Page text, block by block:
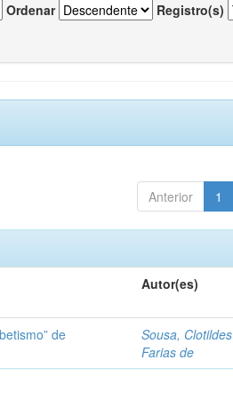
Ordenar Registro(s)
Anterior 1
Autor(es)
de
Sousa, Clotildes
Farias de